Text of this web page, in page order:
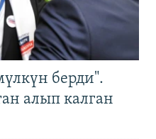
берди".
алып калган